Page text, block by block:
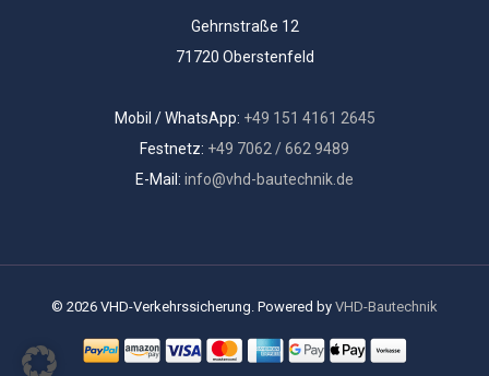
Gehrnstraße 12
71720 Oberstenfeld
Mobil / WhatsApp: +49 151 4161 2645
Festnetz: +49 7062 / 662 9489
E-Mail: info@vhd-bautechnik.de
© 2026 VHD-Verkehrssicherung. Powered by VHD-Bautechnik